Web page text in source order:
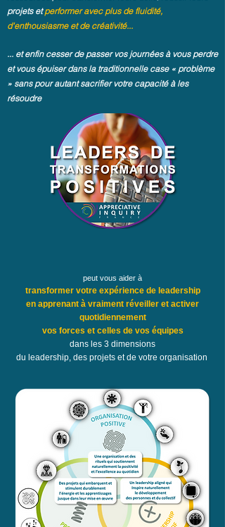
projets etperformer avec plus de fluidité,
d'enthousiasme et de créativité...
... et enfin cesser de passer vos journées à vous perdre
et vous épuiser dans la traditionnelle case « problème
» sans pour autant sacrifier votre capacité à les
résoudre
peut vous aider à
transformer votre expérience de leadership
en apprenant à vraiment réveiller et activer
quotidiennement
vos forces et celles de vos équipes
dans les 3 dimensions
du leadership, des projets et de votre organisation